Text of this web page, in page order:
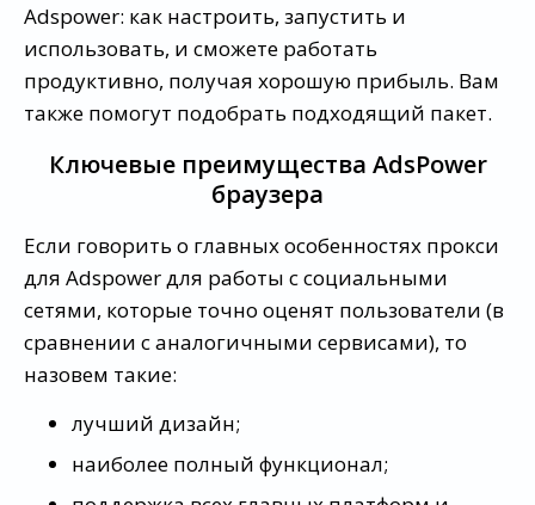
Adspower: как настроить, запустить и
использовать, и сможете работать
продуктивно, получая хорошую прибыль. Вам
также помогут подобрать подходящий пакет.
Ключевые преимущества AdsPower
браузера
Если говорить о главных особенностях прокси
для Adspower для работы с социальными
сетями, которые точно оценят пользователи (в
сравнении с аналогичными сервисами), то
назовем такие:
лучший дизайн;
наиболее полный функционал;